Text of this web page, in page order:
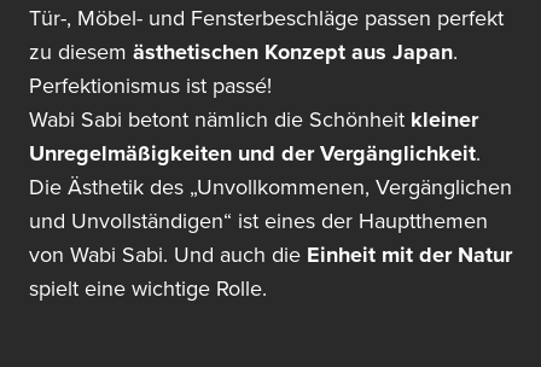
Tür-, Möbel- und Fensterbeschläge passen perfekt
zu diesem ästhetischen Konzept aus Japan.
Perfektionismus ist passé!
Wabi Sabi betont nämlich die Schönheit kleiner
Unregelmäßigkeiten und der Vergänglichkeit.
Die Ästhetik des „Unvollkommenen, Vergänglichen
und Unvollständigen“ ist eines der Hauptthemen
von Wabi Sabi. Und auch die Einheit mit der Natur
spielt eine wichtige Rolle.